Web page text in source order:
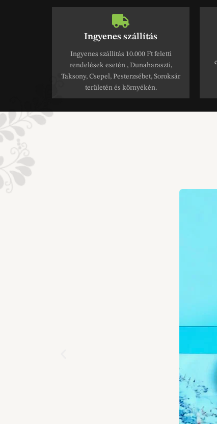
Ingyenes szállítás
Ingyenes szállítás 10.000 Ft feletti
rendelések esetén , Dunaharaszti,
Taksony, Csepel, Pesterzsébet, Soroksár
területén és környékén.